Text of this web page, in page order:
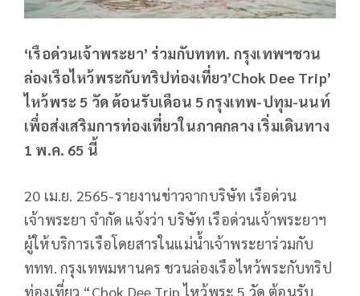
‘เรือด่วนเจ้าพระยา’ ร่วมกับททท. กรุงเทพฯชวน
ล่องเรือไหว้พระกับทริปท่องเที่ยว’Chok Dee Trip’
ไหว้พระ 5 วัด ต้อนรับเดือน 5 กรุงเทพ-ปทุม-นนท์
เพื่อส่งเสริมการท่องเที่ยวในภาคกลาง เริ่มเดินทาง
1 พ.ค. 65 นี้
20 เม.ย. 2565-รายงานข่าวจากบริษัท เรือด่วน
เจ้าพระยา จำกัด แจ้งว่า บริษัท เรือด่วนเจ้าพระยาฯ
ผู้ให้บริการเรือโดยสารในแม่น้ำเจ้าพระยาร่วมกับ
ททท. กรุงเทพมหานคร ชวนล่องเรือไหว้พระกับทริป
ท่องเที่ยว “Chok Dee Trip ไหว้พระ 5 วัด ต้อนรับ